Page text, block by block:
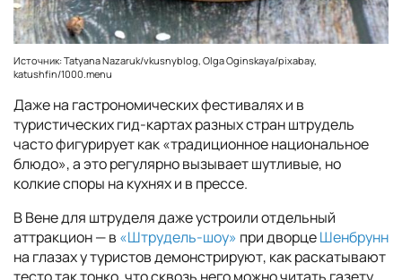
Источник: Tatyana Nazaruk/vkusnyblog, Olga Oginskaya/pixabay,
katushfin/1000.menu
Даже на гастрономических фестивалях и в
туристических гид-картах разных стран штрудель
часто фигурирует как «традиционное национальное
блюдо», а это регулярно вызывает шутливые, но
колкие споры на кухнях и в прессе.
В Вене для штруделя даже устроили отдельный
аттракцион — в «Штрудель-шоу» при дворцеШенбрунн
на глазах у туристов демонстрируют, как раскатывают